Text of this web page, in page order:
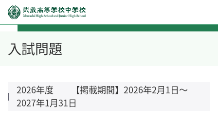
入試問題
2026年度 【掲載期間】2026年2月1日～
2027年1月31日